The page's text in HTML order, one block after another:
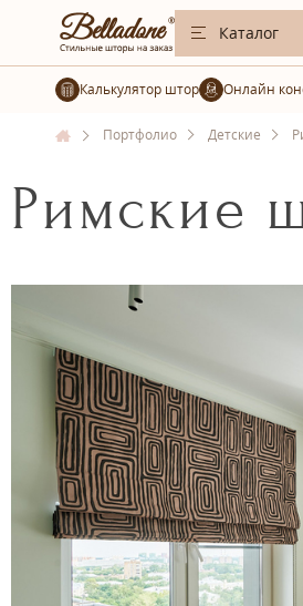
Каталог
Калькулятор штор
Портфолио Детские
Римские